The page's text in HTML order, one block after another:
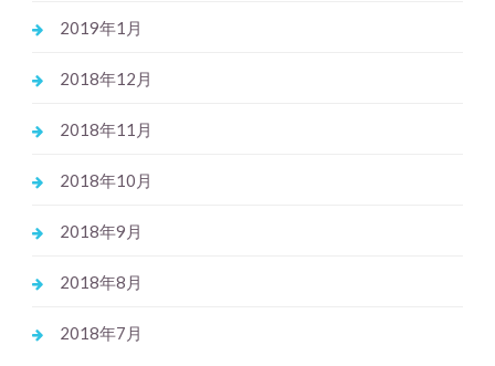
2019年1月
2018年12月
2018年11月
2018年10月
2018年9月
2018年8月
2018年7月